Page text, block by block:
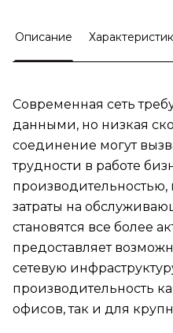
Описание
Современная сеть
данными, но низкая
соединение могут
трудности в работе
производительностью,
затраты на
становятся все более
предоставляет
сетевую
производительность
офисов, так и для